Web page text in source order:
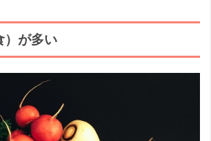
）が多い